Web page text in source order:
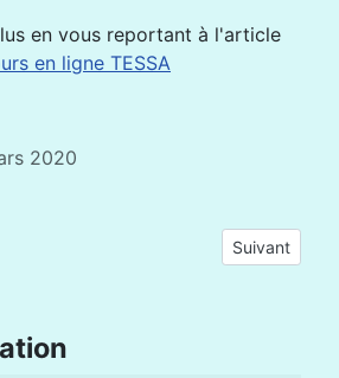
en vous reportant à l'article
en ligne TESSA
2020
à distance, ça ne s'improvise
Article
Suivant